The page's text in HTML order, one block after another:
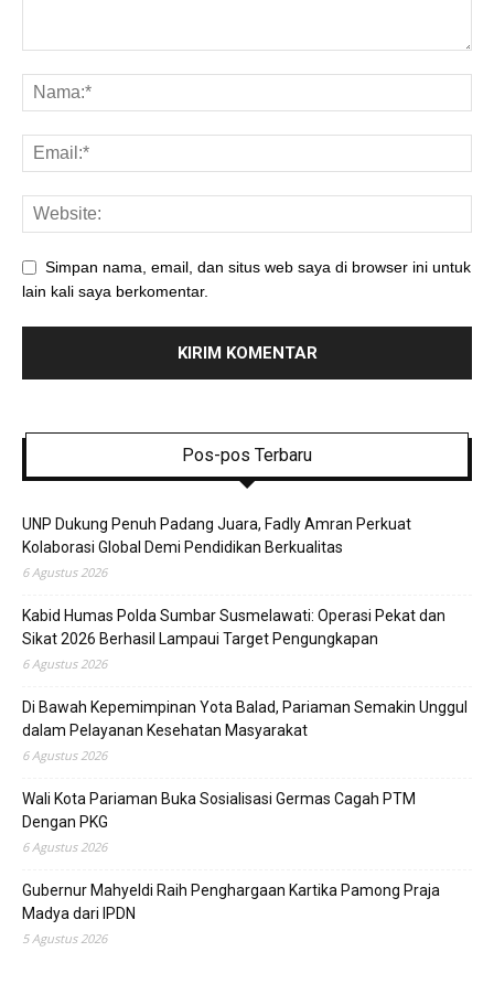
Simpan nama, email, dan situs web saya di browser ini untuk
lain kali saya berkomentar.
Pos-pos Terbaru
UNP Dukung Penuh Padang Juara, Fadly Amran Perkuat
Kolaborasi Global Demi Pendidikan Berkualitas
6 Agustus 2026
Kabid Humas Polda Sumbar Susmelawati: Operasi Pekat dan
Sikat 2026 Berhasil Lampaui Target Pengungkapan
6 Agustus 2026
Di Bawah Kepemimpinan Yota Balad, Pariaman Semakin Unggul
dalam Pelayanan Kesehatan Masyarakat
6 Agustus 2026
Wali Kota Pariaman Buka Sosialisasi Germas Cagah PTM
Dengan PKG
6 Agustus 2026
Gubernur Mahyeldi Raih Penghargaan Kartika Pamong Praja
Madya dari IPDN
5 Agustus 2026